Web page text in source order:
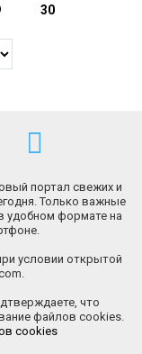
30
портал свежих и
Только важные
удобном формате на
условии открытой
что
файлов cookies.
cookies